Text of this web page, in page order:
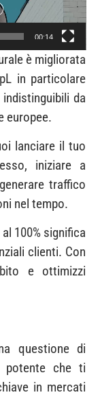
00:14
è migliorata
in particolare
da
europee.
lanciare il tuo
iniziare a
traffico
nel tempo.
100% significa
clienti. Con
e ottimizzi
questione di
potente che ti
in mercati